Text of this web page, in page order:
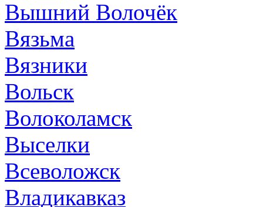
Вышний Волочёк
Вязьма
Вязники
Вольск
Волоколамск
Выселки
Всеволожск
Владикавказ